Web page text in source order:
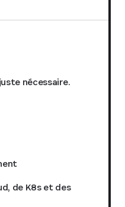
nécessaire.
de K8s et des